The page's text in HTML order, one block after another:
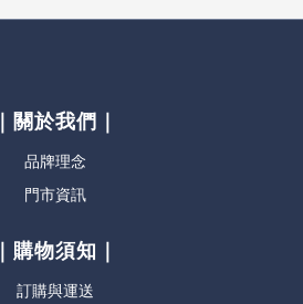
｜關於我們｜
品牌理念
門市資訊
｜購物須知｜
訂購與運送